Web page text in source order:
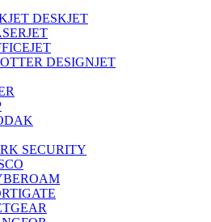
DESKJET
DESIGNJET
SECURITY